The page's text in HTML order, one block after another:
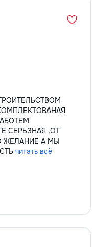
СЕРЬЗНАЯ ,ОТ
ЖЕЛАНИЕ А МЫ
читать всё